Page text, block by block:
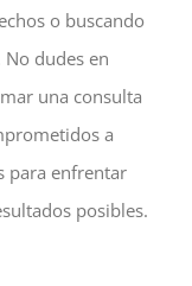
o buscando
dudes en
una consulta
a
para enfrentar
posibles.